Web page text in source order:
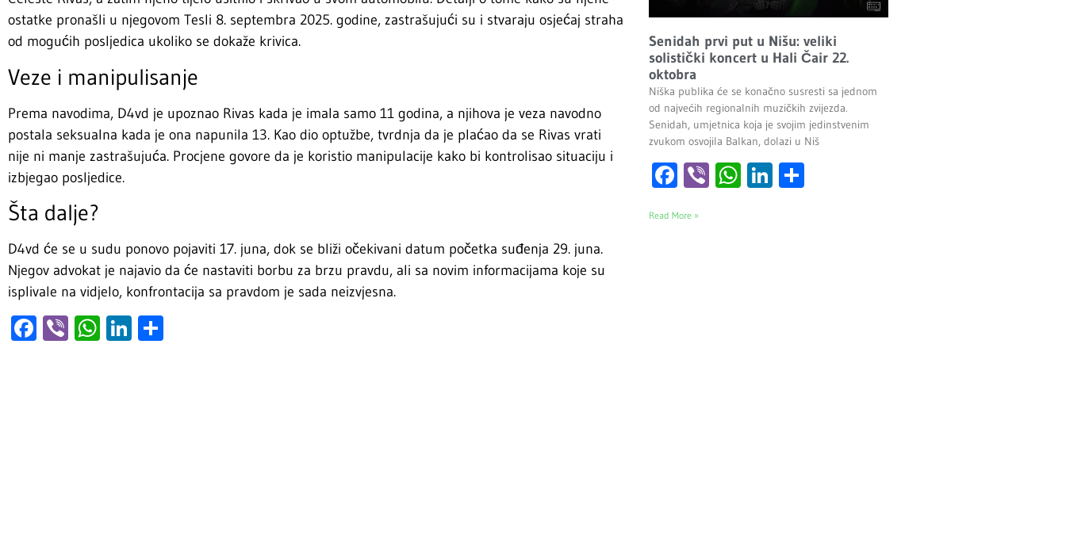
ostatke pronašli u njegovom Tesli 8. septembra 2025. godine, zastrašujući su i stvaraju osjećaj straha
od mogućih posljedica ukoliko se dokaže krivica.
Veze i manipulisanje
Prema navodima, D4vd je upoznao Rivas kada je imala samo 11 godina, a njihova je veza navodno
postala seksualna kada je ona napunila 13. Kao dio optužbe, tvrdnja da je plaćao da se Rivas vrati
nije ni manje zastrašujuća. Procjene govore da je koristio manipulacije kako bi kontrolisao situaciju i
izbjegao posljedice.
Šta dalje?
D4vd će se u sudu ponovo pojaviti 17. juna, dok se bliži očekivani datum početka suđenja 29. juna.
Njegov advokat je najavio da će nastaviti borbu za brzu pravdu, ali sa novim informacijama koje su
isplivale na vidjelo, konfrontacija sa pravdom je sada neizvjesna.
Facebook
ViberWhatsApp
LinkedIn
Senidah prvi put u Nišu: veliki
solistički koncert u Hali Čair 22.
oktobra
Niška publika će se konačno susresti sa jednom
od najvećih regionalnih muzičkih zvijezda.
Senidah, umjetnica koja je svojim jedinstvenim
zvukom osvojila Balkan, dolazi u Niš
Facebook
ViberWhatsApp
LinkedIn
Read More »